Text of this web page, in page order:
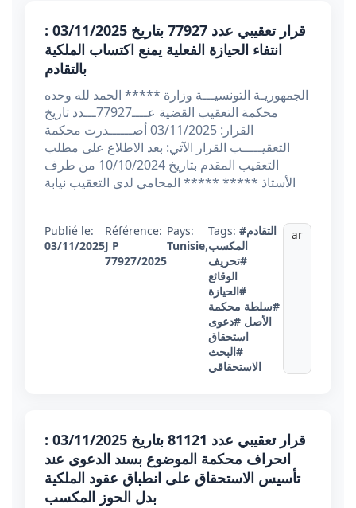
قرار تعقيبي عدد 77927 بتاريخ 03/11/2025 :
انتفاء الحيازة الفعلية يمنع اكتساب الملكية
بالتقادم
الجمهوريـة التونسيـــة وزارة ***** الحمد لله وحده
محكمة التعقيب القضية عــــ77927ـــدد تاريخ
القرار: 03/11/2025 أصــــــدرت محكمة
التعقيـــــب القرار الآتي: بعد الاطلاع على مطلب
التعقيب المقدم بتاريخ 10/10/2024 من طرف
الأستاذ ***** ***** المحامي لدى التعقيب نيابة
Publié le:
03/11/2025
Référence:
J P
77927/2025
Pays:
Tunisie,
Tags: #التقادم
المكسب
#تحريف
الوقائع
#الحيازة
#سلطة محكمة
الأصل #دعوى
استحقاق
#البحث
الاستحقاقي
ar
قرار تعقيبي عدد 81121 بتاريخ 03/11/2025 :
انحراف محكمة الموضوع بسند الدعوى عند
تأسيس الاستحقاق على انطباق عقود الملكية
بدل الحوز المكسب